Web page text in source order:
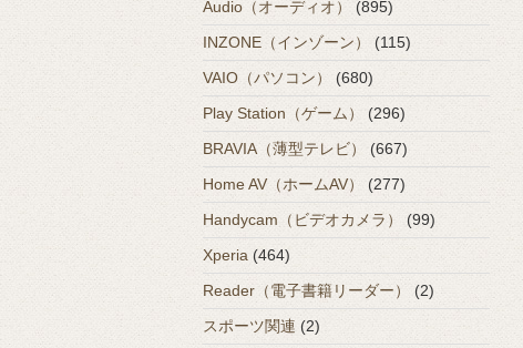
Audio（オーディオ）
(895)
INZONE（インゾーン）
(115)
VAIO（パソコン）
(680)
Play Station（ゲーム）
(296)
BRAVIA（薄型テレビ）
(667)
Home AV（ホームAV）
(277)
Handycam（ビデオカメラ）
(99)
Xperia (464)
Reader（電子書籍リーダー）
(2)
スポーツ関連 (2)